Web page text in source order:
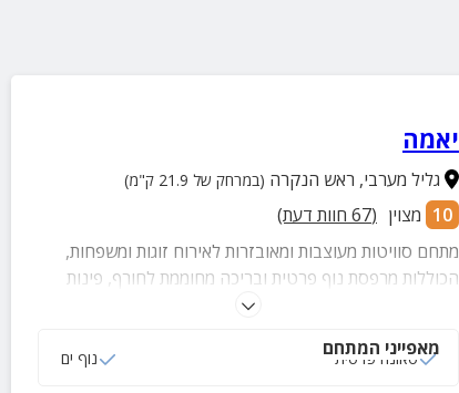
יאמה
גליל מערבי, ראש הנקרה (במרחק של 21.9 ק"מ)
10 מצוין (
67 חוות דעת)
מתחם סוויטות מעוצבות ומאובזרות לאירוח זוגות ומשפחות,
הכוללות מרפסת נוף פרטית ובריכה מחוממת לחורף, פינות
ישיבה נוחות ומרווחות, ג'קוזי ועוד.
מאפייני המתחם
סאונה פרטית נוף ים